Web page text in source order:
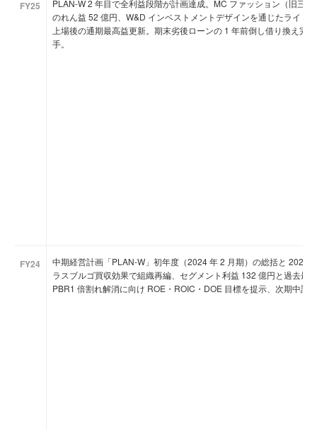
FY25
PLAN-W 2 年目で全利益段階が計画達成。MC ファッション（旧三
のれん益 52 億円、W&D インベストメントデザインを通じたライト
上場後の通期最高益更新。期末劣後ローンの 1 年前倒し借り換え完
手。
FY24
中期経営計画「PLAN-W」初年度（2024 年 2 月期）の総括と 2025
ラスブルゴ買収効果で組織再編、セグメント利益 132 億円と過去最
PBR1 倍割れ解消に向け ROE・ROIC・DOE 目標を提示、次期中計